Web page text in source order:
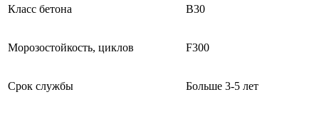
Класс бетона В30
Морозостойкость, циклов F300
Срок службы Больше 3-5 лет